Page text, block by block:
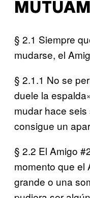
§ 2.1 Siempre
mudarse, el
§ 2.1.1 No se
duele la
mudar hace
consigue un
§ 2.2 El Amigo
momento que el
grande o una